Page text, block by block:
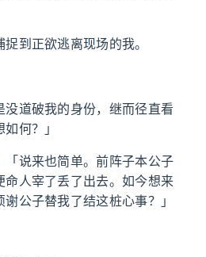
到正欲逃离现场的我。
道破我的身份，继而径直看
何？」
说来也简单。前阵子本公子
人宰了丢了出去。如今想来
公子替我了结这桩心事？」